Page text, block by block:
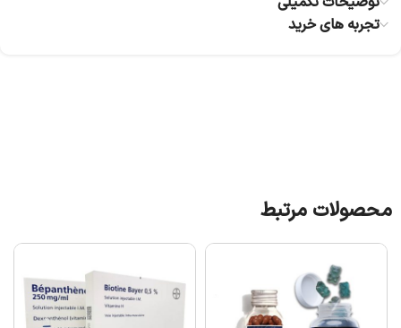
تجربه های خرید
محصولات مرتبط